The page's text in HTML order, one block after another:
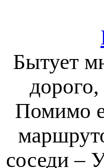
Бытует
Помимо
соседи –